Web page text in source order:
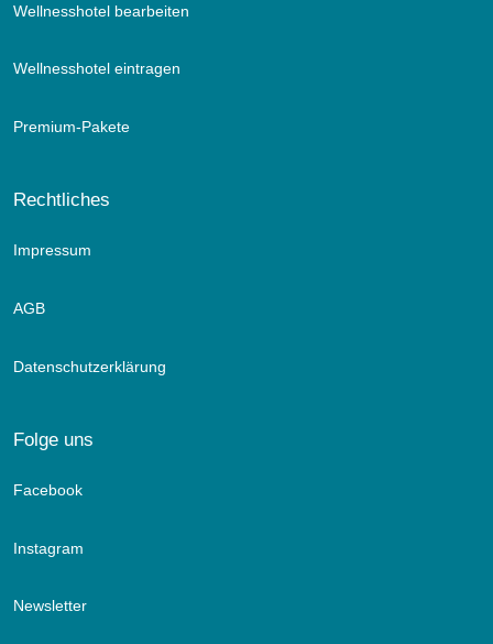
Wellnesshotel bearbeiten
Wellnesshotel eintragen
Premium-Pakete
Rechtliches
Impressum
AGB
Datenschutzerklärung
Folge uns
Facebook
Instagram
Newsletter